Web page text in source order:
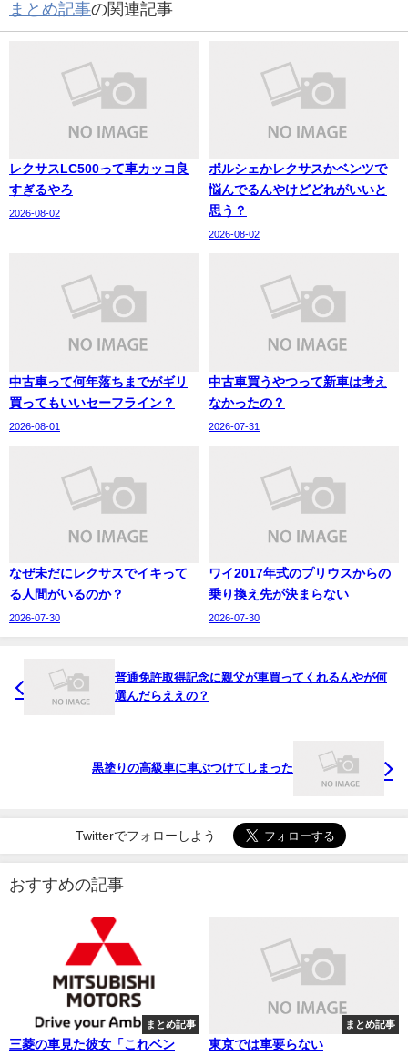
まとめ記事の関連記事
レクサスLC500って車カッコ良
すぎるやろ
2026-08-02
ポルシェかレクサスかベンツで
悩んでるんやけどどれがいいと
思う？
2026-08-02
中古車って何年落ちまでがギリ
買ってもいいセーフライン？
2026-08-01
中古車買うやつって新車は考え
なかったの？
2026-07-31
なぜ未だにレクサスでイキって
る人間がいるのか？
2026-07-30
ワイ2017年式のプリウスからの
乗り換え先が決まらない
2026-07-30
普通免許取得記念に親父が車買ってくれるんやが何
選んだらええの？
黒塗りの高級車に車ぶつけてしまった
Twitterでフォローしよう
おすすめの記事
まとめ記事
三菱の車見た彼女「これベン
まとめ記事
東京では車要らない